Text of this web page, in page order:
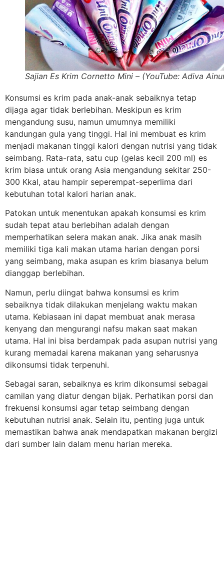
Sajian Es Krim Cornetto Mini – (YouTube: Adiva
Konsumsi es krim pada anak-anak sebaiknya tetap
dijaga agar tidak berlebihan. Meskipun es krim
mengandung susu, namun umumnya memiliki
kandungan gula yang tinggi. Hal ini membuat es krim
menjadi makanan tinggi kalori dengan nutrisi yang tidak
seimbang. Rata-rata, satu cup (gelas kecil 200 ml) es
krim biasa untuk orang Asia mengandung sekitar 250-
300 Kkal, atau hampir seperempat-seperlima dari
kebutuhan total kalori harian anak.
Patokan untuk menentukan apakah konsumsi es krim
sudah tepat atau berlebihan adalah dengan
memperhatikan selera makan anak. Jika anak masih
memiliki tiga kali makan utama harian dengan porsi
yang seimbang, maka asupan es krim biasanya belum
dianggap berlebihan.
Namun, perlu diingat bahwa konsumsi es krim
sebaiknya tidak dilakukan menjelang waktu makan
utama. Kebiasaan ini dapat membuat anak merasa
kenyang dan mengurangi nafsu makan saat makan
utama. Hal ini bisa berdampak pada asupan nutrisi yang
kurang memadai karena makanan yang seharusnya
dikonsumsi tidak terpenuhi.
Sebagai saran, sebaiknya es krim dikonsumsi sebagai
camilan yang diatur dengan bijak. Perhatikan porsi dan
frekuensi konsumsi agar tetap seimbang dengan
kebutuhan nutrisi anak. Selain itu, penting juga untuk
memastikan bahwa anak mendapatkan makanan bergizi
dari sumber lain dalam menu harian mereka.